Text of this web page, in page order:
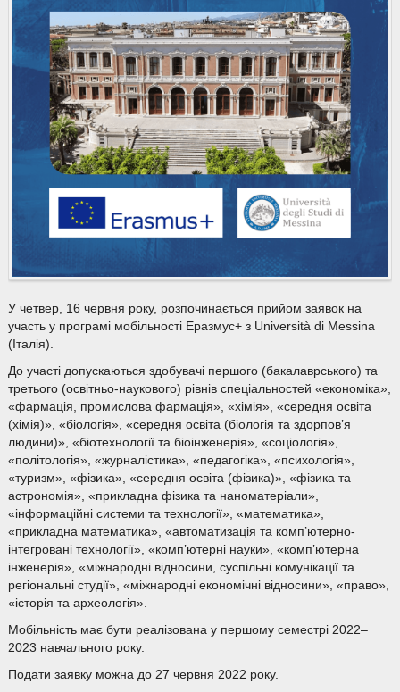
У четвер, 16 червня року, розпочинається прийом заявок на
участь у програмі мобільності Еразмус+ з Università di Messina
(Італія).
До участі допускаються здобувачі першого (бакалаврського) та
третього (освітньо-наукового) рівнів спеціальностей «економіка»,
«фармація, промислова фармація», «хімія», «середня освіта
(хімія)», «біологія», «середня освіта (біологія та здорпов’я
людини)», «біотехнології та біоінженерія», «соціологія»,
«політологія», «журналістика», «педагогіка», «психологія»,
«туризм», «фізика», «середня освіта (фізика)», «фізика та
астрономія», «прикладна фізика та наноматеріали»,
«інформаційні системи та технології», «математика»,
«прикладна математика», «автоматизація та комп’ютерно-
інтегровані технології», «комп’ютерні науки», «комп’ютерна
інженерія», «міжнародні відносини, суспільні комунікації та
регіональні студії», «міжнародні економічні відносини», «право»,
«історія та археологія».
Мобільність має бути реалізована у першому семестрі 2022–
2023 навчального року.
Подати заявку можна до 27 червня 2022 року.